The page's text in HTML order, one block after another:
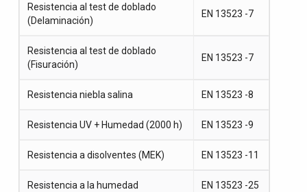
Resistencia al test de doblado
(Delaminación)
EN 13523 -7
Resistencia al test de doblado
(Fisuración)
EN 13523 -7
Resistencia niebla salina EN 13523 -8
Resistencia UV + Humedad (2000 h) EN 13523 -9
Resistencia a disolventes (MEK) EN 13523 -11
Resistencia a la humedad EN 13523 -25